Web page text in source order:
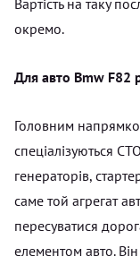
окремо.
Для авто Bmw F82
Головним
спеціалізуються
генераторів,
саме той агрегат
пересуватися
елементом авто.